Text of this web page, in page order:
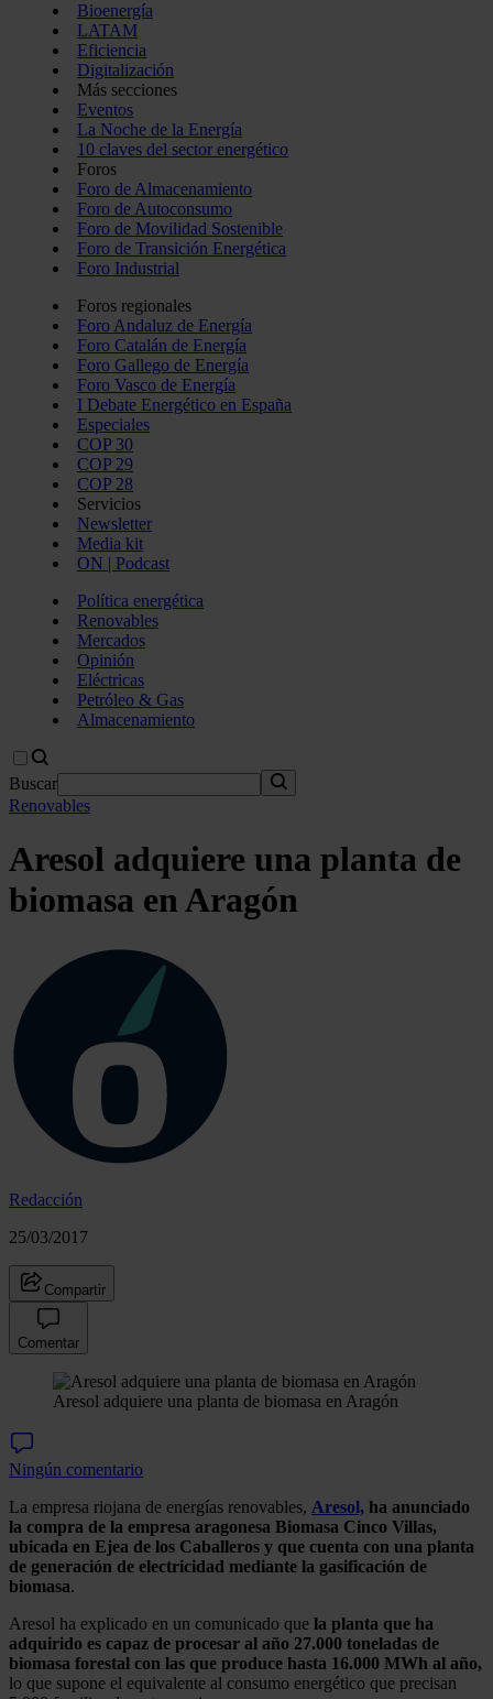
Bioenergía
LATAM
Eficiencia
Digitalización
Más secciones
Eventos
La Noche de la Energía
10 claves del sector energético
Foros
Foro de Almacenamiento
Foro de Autoconsumo
Foro de Movilidad Sostenible
Foro de Transición Energética
Foro Industrial
Foros regionales
Foro Andaluz de Energía
Foro Catalán de Energía
Foro Gallego de Energía
Foro Vasco de Energía
I Debate Energético en España
Especiales
COP 30
COP 29
COP 28
Servicios
Newsletter
Media kit
ON | Podcast
Política energética
Renovables
Mercados
Opinión
Eléctricas
Petróleo & Gas
Almacenamiento
Buscar
Renovables
Aresol adquiere una planta de
biomasa en Aragón
Redacción
25/03/2017
Compartir
Comentar
Aresol adquiere una planta de biomasa en Aragón
Ningún comentario
La empresa riojana de energías renovables, Aresol, ha anunciado
la compra de la empresa aragonesa Biomasa Cinco Villas,
ubicada en Ejea de los Caballeros y que cuenta con una planta
de generación de electricidad mediante la gasificación de
biomasa.
Aresol ha explicado en un comunicado que la planta que ha
adquirido es capaz de procesar al año 27.000 toneladas de
biomasa forestal con las que produce hasta 16.000 MWh al año,
lo que supone el equivalente al consumo energético que precisan